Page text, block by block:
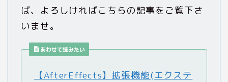
ば、よろしければこちらの記事をご覧下さ
いませ。
あわせて読みたい
【AfterEffects】拡張機能(エクステ